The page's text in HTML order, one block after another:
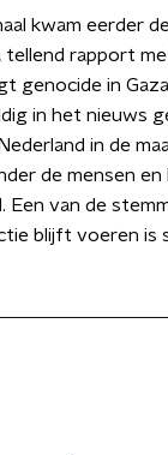
kwam eerder
tellend rapport
genocide in
in het nieuws
in de
de mensen
Een van de
blijft voeren is